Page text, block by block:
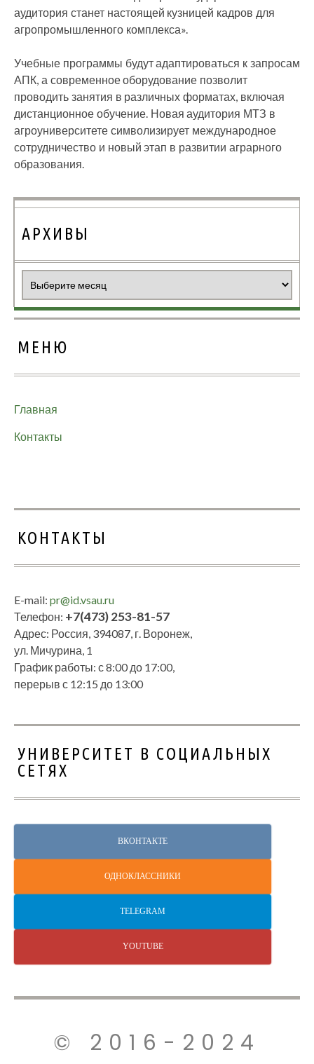
аудитория станет настоящей кузницей кадров для
агропромышленного комплекса».
Учебные программы будут адаптироваться к запросам
АПК, а современное оборудование позволит
проводить занятия в различных форматах, включая
дистанционное обучение. Новая аудитория МТЗ в
агроуниверситете символизирует международное
сотрудничество и новый этап в развитии аграрного
образования.
АРХИВЫ
МЕНЮ
Главная
Контакты
КОНТАКТЫ
E-mail: pr@id.vsau.ru
Телефон: +7(473) 253-81-57
Адрес: Россия, 394087, г. Воронеж,
ул. Мичурина, 1
График работы: с 8:00 до 17:00,
перерыв с 12:15 до 13:00
УНИВЕРСИТЕТ В СОЦИАЛЬНЫХ
СЕТЯХ
ВКОНТАКТЕ
ОДНОКЛАССНИКИ
TELEGRAM
YOUTUBE
© 2016-2024